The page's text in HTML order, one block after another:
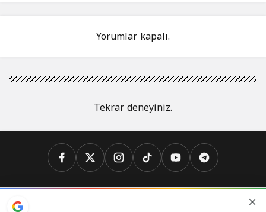
Yorumlar kapalı.
Tekrar deneyiniz.